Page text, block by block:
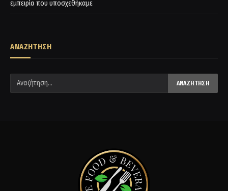
εμπειρία που υποσχεθήκαμε
ΑΝΑΖΗΤΗΣΗ